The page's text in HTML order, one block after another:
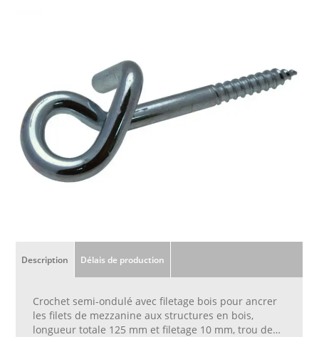
Description Délais de production
Crochet semi-ondulé avec filetage bois pour ancrer
les filets de mezzanine aux structures en bois,
longueur totale 125 mm et filetage 10 mm, trou de